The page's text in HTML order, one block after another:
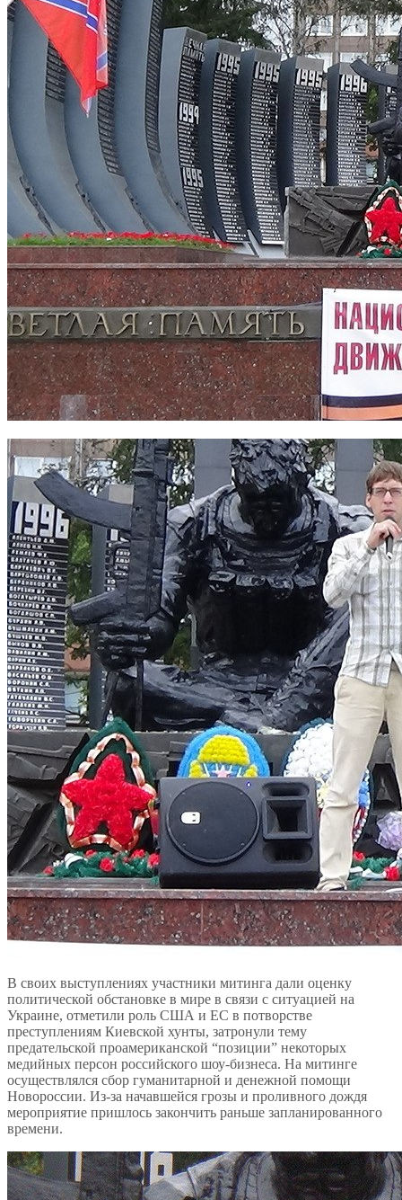
В своих выступлениях участники митинга дали оценку
политической обстановке в мире в связи с ситуацией на
Украине, отметили роль США и ЕС в потворстве
преступлениям Киевской хунты, затронули тему
предательской проамериканской “позиции” некоторых
медийных персон российского шоу-бизнеса. На митинге
осуществлялся сбор гуманитарной и денежной помощи
Новороссии. Из-за начавшейся грозы и проливного дождя
мероприятие пришлось закончить раньше запланированного
времени.